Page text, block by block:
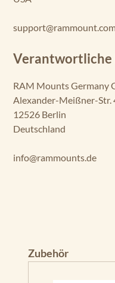
Verantwortliche
RAM Mounts Germany
Alexander-Meißner-Str.
12526 Berlin
Deutschland
info@rammounts.de
Produktgalerie
Zubehör